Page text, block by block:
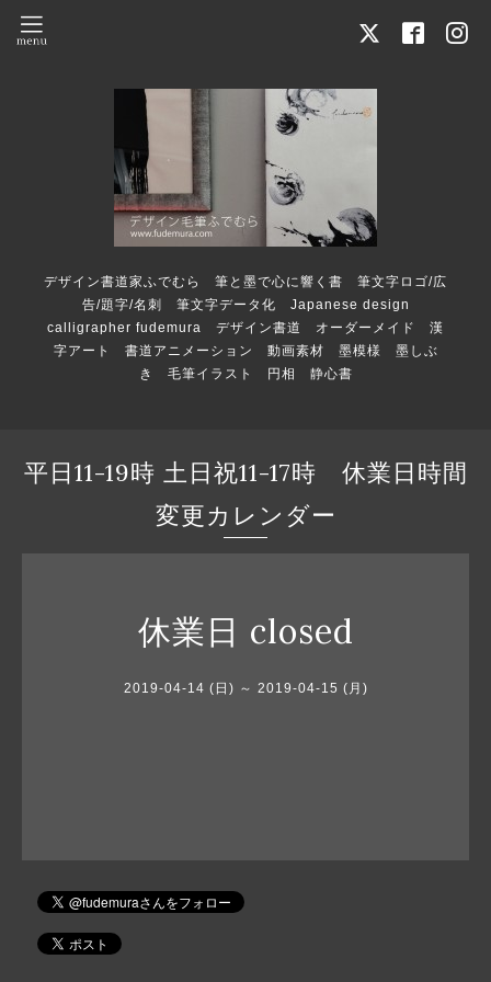
デザイン書道家ふでむら 筆と墨で心に響く書 筆文字ロゴ/広
告/題字/名刺 筆文字データ化 Japanese design
calligrapher fudemura デザイン書道 オーダーメイド 漢
字アート 書道アニメーション 動画素材 墨模様 墨しぶ
き 毛筆イラスト 円相 静心書
平日11-19時 土日祝11-17時 休業日時間
変更カレンダー
休業日 closed
2019-04-14 (日) ～ 2019-04-15 (月)